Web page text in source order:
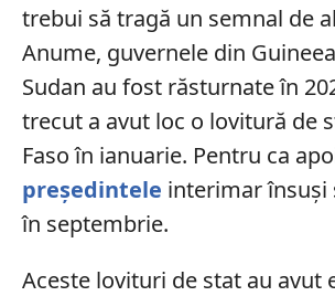
trebui să tragă un semnal de
Anume, guvernele din
Sudan au fost răsturnate în
trecut a avut loc o lovitură de
Faso în ianuarie. Pentru ca
președintele interimar însuși
în septembrie.
Aceste lovituri de stat au avut